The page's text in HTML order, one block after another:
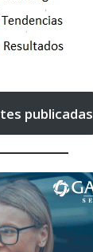
publicadas